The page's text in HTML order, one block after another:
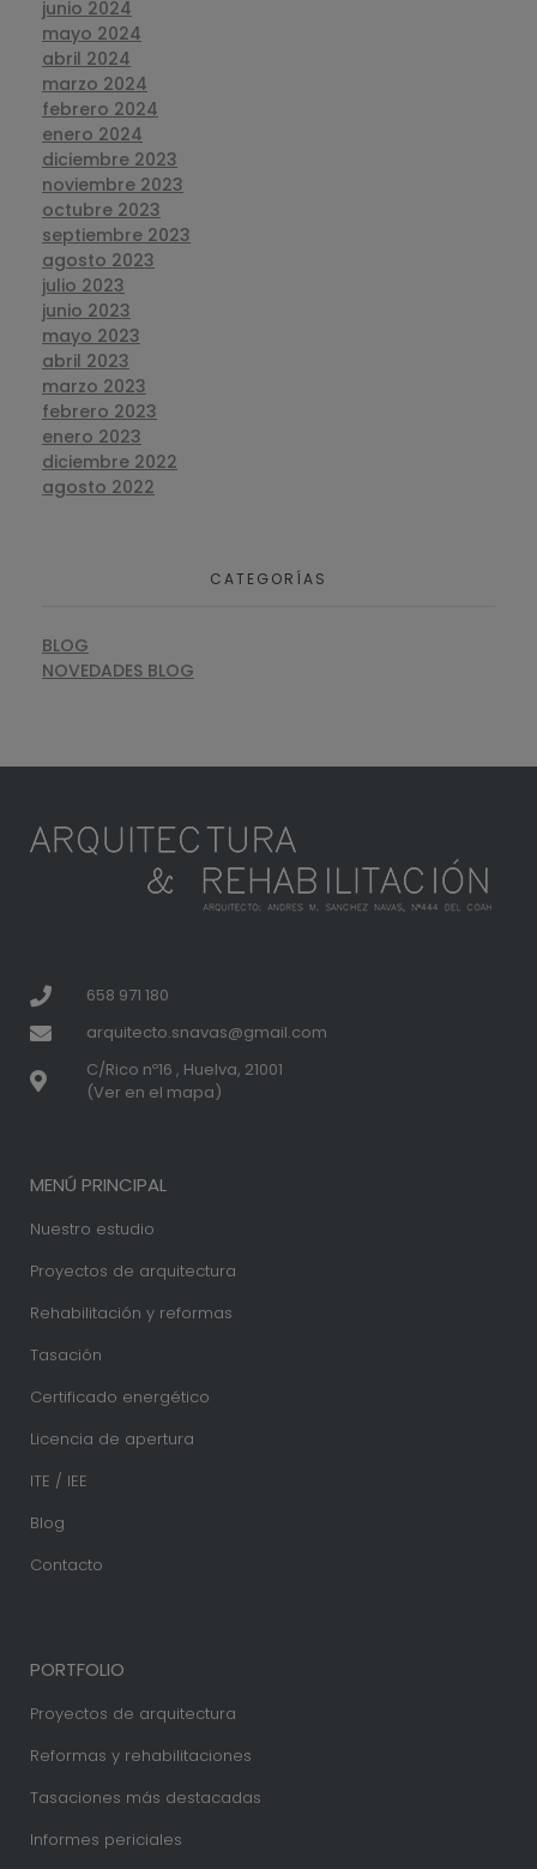
junio 2024
mayo 2024
abril 2024
marzo 2024
febrero 2024
enero 2024
diciembre 2023
noviembre 2023
octubre 2023
septiembre 2023
agosto 2023
julio 2023
junio 2023
mayo 2023
abril 2023
marzo 2023
febrero 2023
enero 2023
diciembre 2022
agosto 2022
CATEGORÍAS
BLOG
NOVEDADES BLOG
658 971 180
arquitecto.snavas@gmail.com
C/Rico nº16 , Huelva, 21001
(Ver en el mapa)
MENÚ PRINCIPAL
Nuestro estudio
Proyectos de arquitectura
Rehabilitación y reformas
Tasación
Certificado energético
Licencia de apertura
ITE / IEE
Blog
Contacto
PORTFOLIO
Proyectos de arquitectura
Reformas y rehabilitaciones
Tasaciones más destacadas
Informes periciales